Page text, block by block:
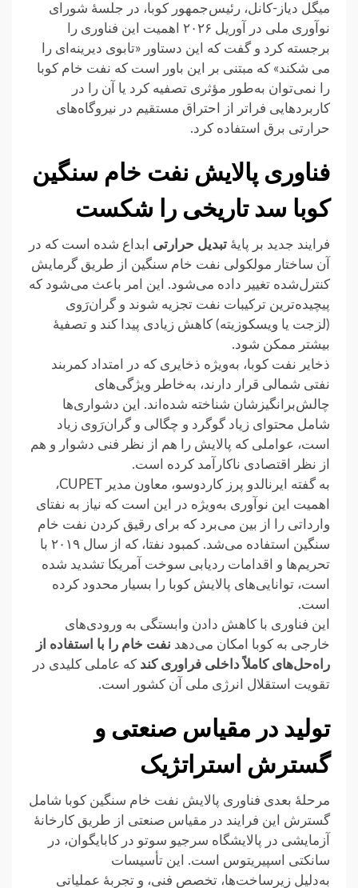
میگل دیاز-کانل، رئیس‌جمهور کوبا، در جلسهٔ شورای
نوآوری ملی در آوریل ۲۰۲۶ اهمیت این فناوری را
برجسته کرد و گفت که این دستاور «تابوی دیرینه‌ای را
می شکند» که مبتنی بر این باور است که نفت خام کوبا
را نمی‌توان به‌طور مؤثری تصفیه کرد یا آن را در
کاربردهایی فراتر از احتراق مستقیم در نیروگاه‌های
حرارتی برق استفاده کرد.
فناوری پالایش نفت خام سنگین
کوبا سد تاریخی را شکست
فرایند جدید بر پایهٔ تبدیل حرارتی ابداع شده است که در
آن ساختار مولکولی نفت خام سنگین از طریق گرمایش
کنترل‌شده تغییر داده می‌شود. این امر باعث می‌شود که
پیچیده‌ترین ترکیبات نفت تجزیه شوند و گران‌رَوی
(لزجت یا ویسکوزیته) کاهش زیادی پیدا کند و تصفیهٔ
بیشتر ممکن شود.
ذخایر نفت کوبا، به‌ویژه ذخایری که در امتداد کمربند
نفتی شمالی قرار دارند، به‌خاطر ویژگی‌های
چالش‌برانگیزشان شناخته شده‌اند. این دشواری‌ها
شامل محتوای زیاد گوگرد و چگالی و گران‌رَوی زیاد
است، عواملی که پالایش را هم از نظر فنی دشوار و هم
از نظر اقتصادی ناکارآمد کرده است.
به گفته ایرنالدو پرز کاردوسو، معاون مدیر CUPET،
اهمیت این نوآوری به‌ویژه در این است که نیاز به نفتای
وارداتی را از بین می‌برد که برای رقیق کردن نفت خام
سنگین استفاده می‌شد. کمبود نفتا، که از سال ۲۰۱۹ با
تحریم‌ها و اقدامات ردیابی سوخت آمریکا تشدید شده
است، توانایی‌های پالایش کوبا را بسیار محدود کرده
است.
این فناوری با کاهش دادن وابستگی به ورودی‌های
خارجی به کوبا امکان می‌دهد نفت خام را با استفاده از
راه‌حل‌های کاملاً داخلی فراوری کند که عاملی کلیدی در
تقویت استقلال انرژی ملی آن کشور است.
تولید در مقیاس صنعتی و
گسترش استراتژیک
مرحلهٔ بعدی فناوری پالایش نفت خام سنگین کوبا شامل
گسترش این فرایند در مقیاس صنعتی از طریق کارخانهٔ
آزمایشی در پالایشگاه سرجیو سوتو در کابایگوان، در
سانکتی اسپیریتوس است. این تأسیسات
به‌دلیل زیرساخت‌ها، تخصص فنی، و تجربهٔ عملیاتی